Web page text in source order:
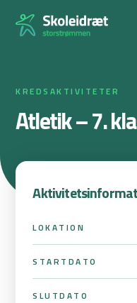
KREDSAKTIVITETER
Atletik – 7.
LOKATION
STARTDATO
SLUTDATO